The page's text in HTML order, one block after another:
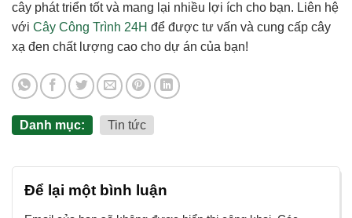
cây phát triển tốt và mang lại nhiều lợi ích cho bạn. Liên hệ
với Cây Công Trình 24H để được tư vấn và cung cấp cây
xạ đen chất lượng cao cho dự án của bạn!
Danh mục: Tin tức
Để lại một bình luận